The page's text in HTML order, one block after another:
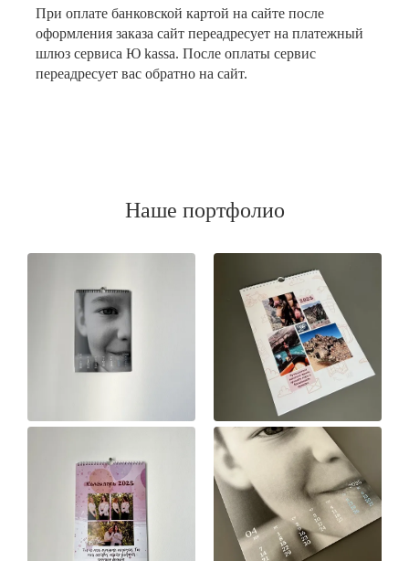
При оплате банковской картой на сайте после
оформления заказа сайт переадресует на платежный
шлюз сервиса Ю kassa. После оплаты сервис
переадресует вас обратно на сайт.
Наше портфолио